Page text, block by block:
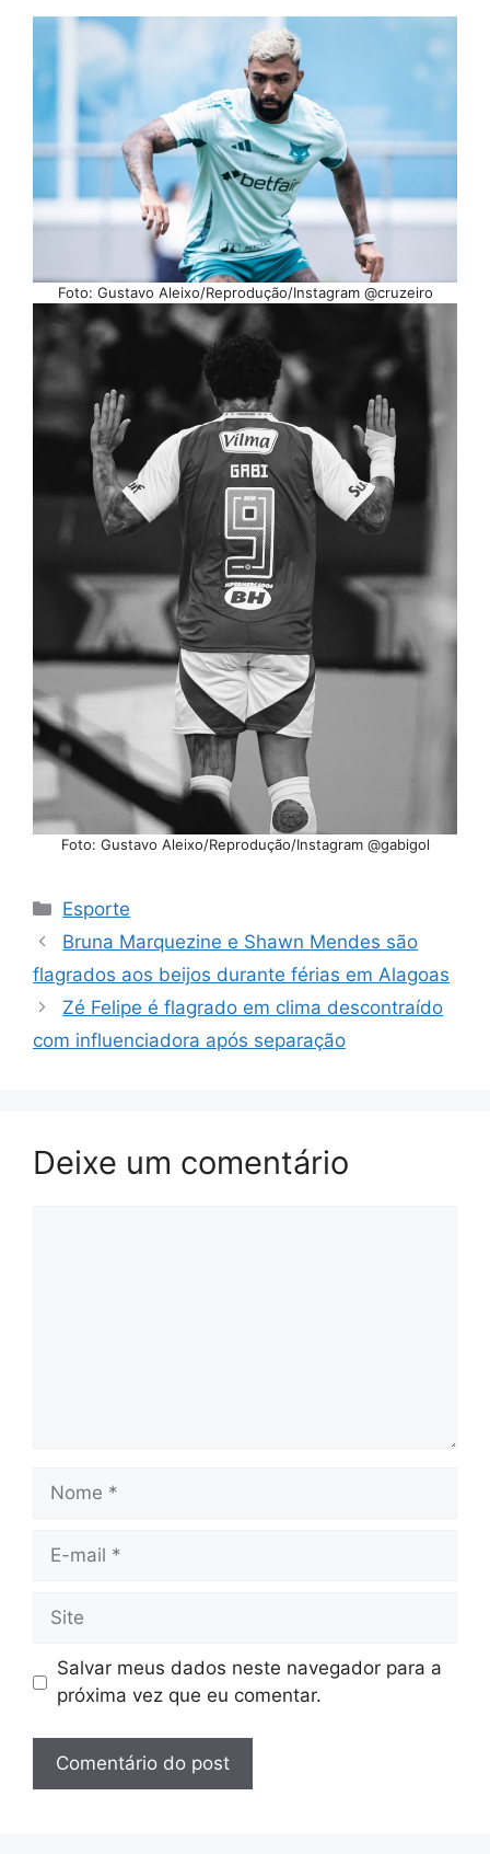
Foto: Gustavo Aleixo/Reprodução/Instagram @cruzeiro
Foto: Gustavo Aleixo/Reprodução/Instagram @gabigol
Categorias
Esporte
Bruna Marquezine e Shawn Mendes são
flagrados aos beijos durante férias em Alagoas
Zé Felipe é flagrado em clima descontraído
com influenciadora após separação
Deixe um comentário
Nome
Site
Salvar meus dados neste navegador para a
próxima vez que eu comentar.